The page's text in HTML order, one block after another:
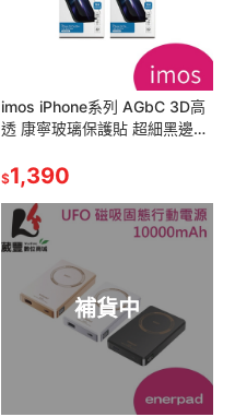
imos iPhone系列 AGbC 3D高
透 康寧玻璃保護貼 超細黑邊
$1,390
補貨中